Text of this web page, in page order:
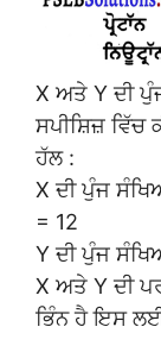
X ਅਤੇ Y ਦੀ
ਸਪੀਸ਼ਿਜ਼ ਵਿੱਚ
ਹੱਲ :
X ਦੀ ਪੁੰਜ
= 12
Y ਦੀ ਪੁੰਜ
X ਅਤੇ Y ਦੀ
ਭਿੰਨ ਹੈ ਇਸ